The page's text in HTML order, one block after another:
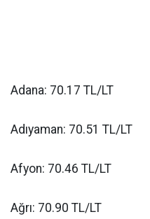
Adana: 70.17 TL/LT
Adıyaman: 70.51 TL/LT
Afyon: 70.46 TL/LT
Ağrı: 70.90 TL/LT